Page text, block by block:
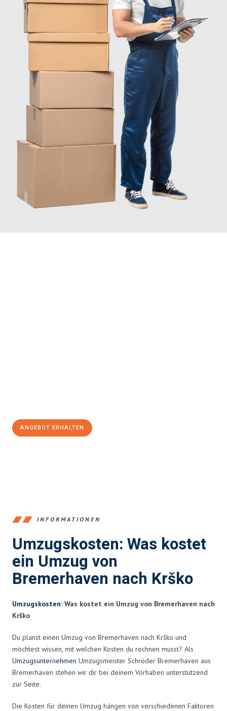
ANGEBOT ERHALTEN
INFORMATIONEN
Umzugskosten: Was kostet
ein Umzug von
Bremerhaven nach Krško
Umzugskosten: Was kostet ein Umzug von Bremerhaven nach
Krško
Du planst einen Umzug von Bremerhaven nach Krško und
möchtest wissen, mit welchen Kosten du rechnen musst? Als
Umzugsunternehmen Umzugsmeister Schröder Bremerhaven aus
Bremerhaven stehen wir dir bei deinem Vorhaben unterstützend
zur Seite.
Die Kosten für deinen Umzug hängen von verschiedenen Faktoren